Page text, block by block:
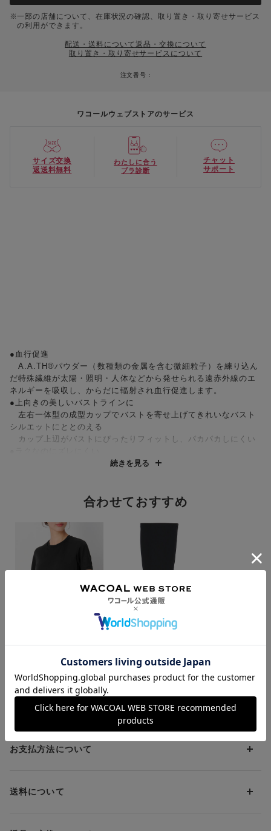
一部の店舗について、在庫状況の確認、取り置き・取り寄せサービス
の利用ができます。
配送・送料について返品・交換について
取り置き・取り寄せサービスについて
注文番号 :
ワコールウェブストアのサービス
サイズ交換
返送料無料
わたしに合う
ブラ診断
チャット
サポート
●血行促進
A.A.TH®パウダー（数種類の金属を含む微細粒子）を練り込ん
だ特殊繊維が太陽・照明・人体などから発せられる遠赤外線のエ
ネルギーを吸収し、からだに輻射され血行促進します。
●上向きの美しいバストラインに
左右一体型の成型カップでバストを寄せ上げてきれいなバスト
シルエットにととのえる
カップ上辺がバストにぴったりフィットし、パカパカしにくい
バスト部分はアンダーゴムがなく、しめつけ感を軽減し、ズレ
バック部分はアンダーゴムのないフリーカッティング仕様で背
●快適な着ごこち
カップ以外の内側の生地には、A.A.TH®繊維高混率のフリーカ
ッティング素材を採用
さらに吸汗速乾加工をほどこし、快適に着用できる
●ここちよい肌あたり
本体素材にはA.A.TH®繊維と綿を使用し、やわらかく伸びがよ
繰り返し洗濯しても、きれいなバストシルエットをキープ
※株式会社ワコールの商品試験センターにおけるオリジナルの
洗濯試験後の着用官能評価結果に基づくものであり、あらゆる条
件下での性能を保証するものではありません
・洋服のように一枚でも着用できる縫製仕様
※「A.A.TH®繊維」は、オンヨネ株式会社の登録商標です。
着るだけで、血行促進する［&SUPPORT］。左右一体型の成型
カップがラクな着ごこちと美しいバストラインを演出。洋服の胸
もとや背中から見えても安心感があるアウターライクなデザイン
続きを見る
合わせておすすめ
般医療機器｜ワコー
ル ＆ＲＥＣＯＶＥＲ
Ｙ おでかけやオフ
ィスカジュアルにも
¥12,100～
猛暑対策応援キャンペーン
ル ＆ＳＵＰＰＯＲ
Ｔ はくだけで、血行
フスリーブ
¥4,400
猛暑対策応援キャンペーン
お支払方法について
お支払い方法は下記よりお選びいただけます。
代金引換
送料について